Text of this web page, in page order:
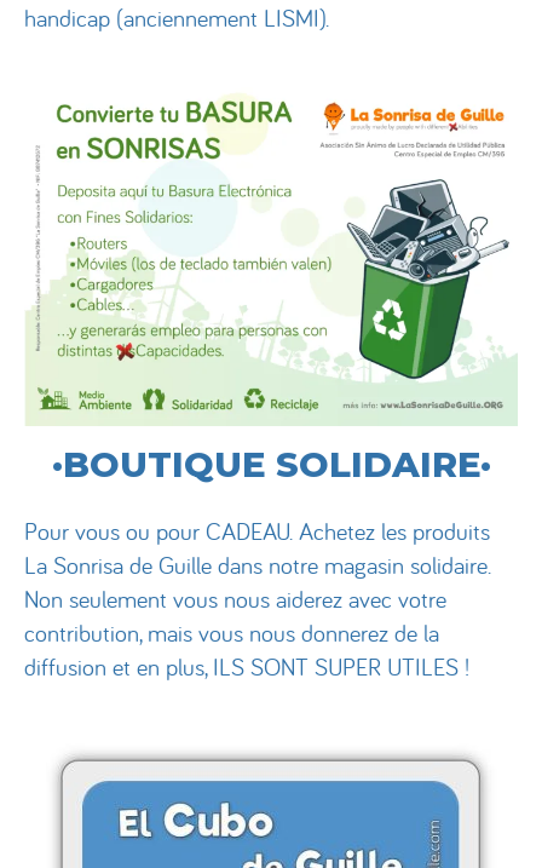
handicap (anciennement LISMI).
·BOUTIQUE SOLIDAIRE·
Pour vous ou pour CADEAU. Achetez les produits
La Sonrisa de Guille dans notre magasin solidaire.
Non seulement vous nous aiderez avec votre
contribution, mais vous nous donnerez de la
diffusion et en plus, ILS SONT SUPER UTILES !